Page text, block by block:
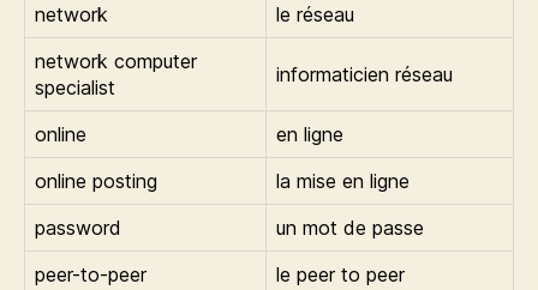
network
le réseau
network computer
specialist
informaticien réseau
online
en ligne
online posting
la mise en ligne
password
un mot de passe
peer-to-peer
le peer to peer